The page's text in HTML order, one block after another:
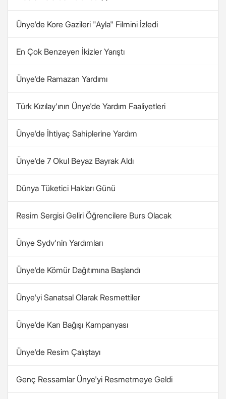
Ünye'de Kore Gazileri "Ayla" Filmini İzledi
En Çok Benzeyen İkizler Yarıştı
Ünye'de Ramazan Yardımı
Türk Kızılay'ının Ünye'de Yardım Faaliyetleri
Ünye'de İhtiyaç Sahiplerine Yardım
Ünye'de 7 Okul Beyaz Bayrak Aldı
Dünya Tüketici Hakları Günü
Resim Sergisi Geliri Öğrencilere Burs Olacak
Ünye Sydv'nin Yardımları
Ünye'de Kömür Dağıtımına Başlandı
Ünye'yi Sanatsal Olarak Resmettiler
Ünye'de Kan Bağışı Kampanyası
Ünye'de Resim Çalıştayı
Genç Ressamlar Ünye'yi Resmetmeye Geldi